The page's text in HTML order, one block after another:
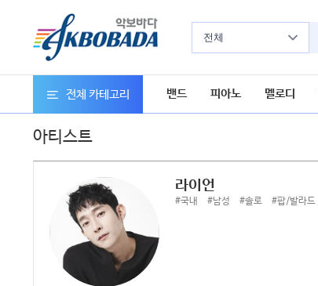
전체
전체 카테고리 밴드 피아노 멜로디
아티스트
라이언
#국내 #남성 #솔로 #팝/발라드